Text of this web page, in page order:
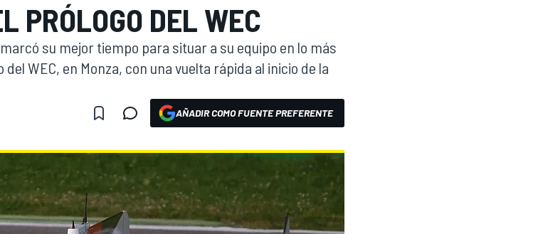
PRÓLOGO DEL WEC
su mejor tiempo para situar a su equipo en lo más
WEC, en Monza, con una vuelta rápida al inicio de la
AÑADIR COMO FUENTE PREFERENTE